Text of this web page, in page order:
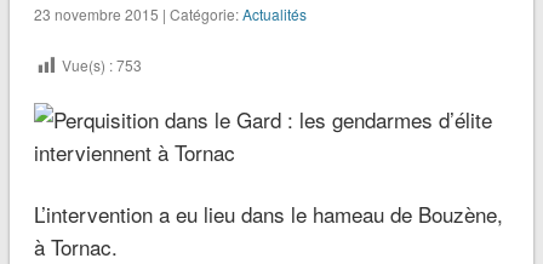
23 novembre 2015 | Catégorie:Actualités
Vue(s) :753
L’intervention a eu lieu dans le hameau de Bouzène,
à Tornac.